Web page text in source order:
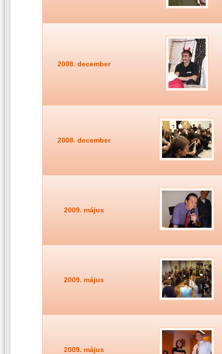
2008. december
2008. december
2009. május
2009. május
2009. május